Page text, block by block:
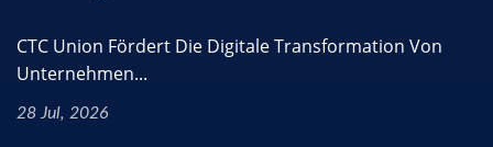
CTC Union Fördert Die Digitale Transformation Von
Unternehmen...
28 Jul, 2026